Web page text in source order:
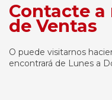
Contacte
de Ventas
O puede visitarnos
encontrará de Lunes a